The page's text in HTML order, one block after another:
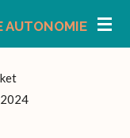
AUTONOMIE